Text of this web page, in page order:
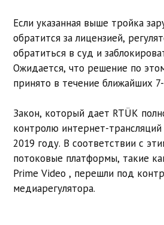
Если указанная выше тройка
обратится за лицензией,
обратиться в суд и
Ожидается, что решение по
принято в течение ближайших
Закон, который дает RTÜK
контролю интернет-трансляций
2019 году. В соответствии с
потоковые платформы, такие
Prime Video , перешли под
медиарегулятора.